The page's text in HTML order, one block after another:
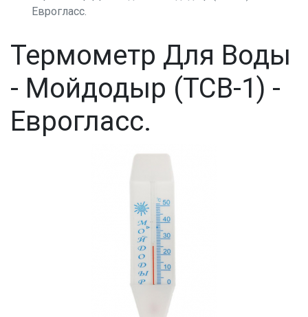
Еврогласс.
Термометр Для Воды
- Мойдодыр (ТСВ-1) -
Еврогласс.